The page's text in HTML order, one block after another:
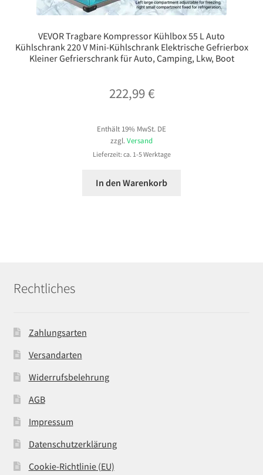
VEVOR Tragbare Kompressor Kühlbox 55 L Auto
Kühlschrank 220 V Mini-Kühlschrank Elektrische Gefrierbox
Kleiner Gefrierschrank für Auto, Camping, Lkw, Boot
222,99€
Enthält 19% MwSt. DE
zzgl. Versand
Lieferzeit: ca. 1-5 Werktage
In den Warenkorb
Rechtliches
Zahlungsarten
Versandarten
Widerrufsbelehrung
AGB
Impressum
Datenschutzerklärung
Cookie-Richtlinie (EU)